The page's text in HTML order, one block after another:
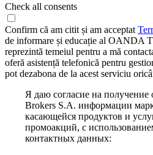
Check all consents
Confirm că am citit și am acceptat
de informare și educație al OANDA
reprezintă temeiul pentru a mă
oferă asistență telefonică pentru
pot dezabona de la acest serviciu
Я даю согласие на
Brokers S.A. информации
касающейся продуктов и
промоакций, с
контактных данных: